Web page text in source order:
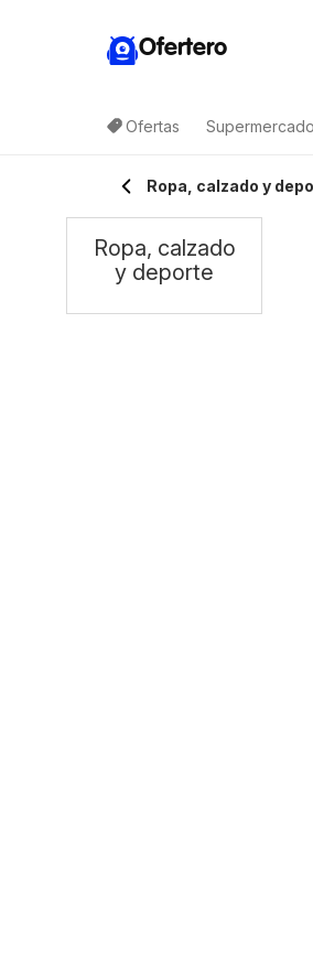
Ofertero
Ofertas
Ropa, calzado y
Ropa, calzado
y deporte